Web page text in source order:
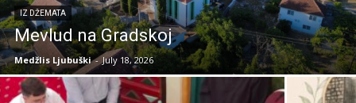
IZ DŽEMATA
Mevlud na Gradskoj
Medžlis Ljubuški - July 18, 2026